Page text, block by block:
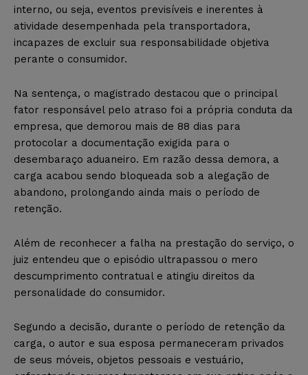
interno, ou seja, eventos previsíveis e inerentes à
atividade desempenhada pela transportadora,
incapazes de excluir sua responsabilidade objetiva
perante o consumidor.
Na sentença, o magistrado destacou que o principal
fator responsável pelo atraso foi a própria conduta da
empresa, que demorou mais de 88 dias para
protocolar a documentação exigida para o
desembaraço aduaneiro. Em razão dessa demora, a
carga acabou sendo bloqueada sob a alegação de
abandono, prolongando ainda mais o período de
retenção.
Além de reconhecer a falha na prestação do serviço, o
juiz entendeu que o episódio ultrapassou o mero
descumprimento contratual e atingiu direitos da
personalidade do consumidor.
Segundo a decisão, durante o período de retenção da
carga, o autor e sua esposa permaneceram privados
de seus móveis, objetos pessoais e vestuário,